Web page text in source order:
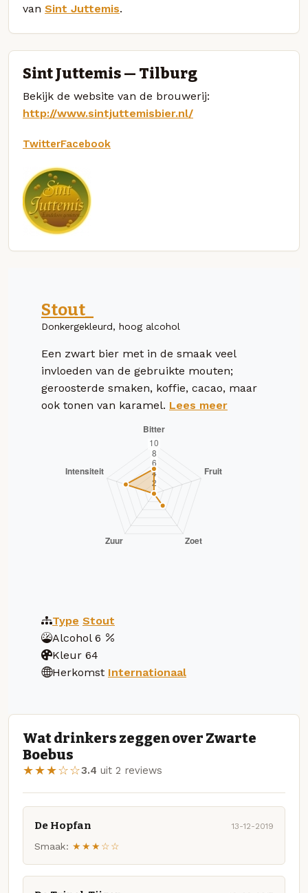
van Sint Juttemis.
Sint Juttemis — Tilburg
Bekijk de website van de brouwerij:
http://www.sintjuttemisbier.nl/
TwitterFacebook
Stout_
Donkergekleurd, hoog alcohol
Een zwart bier met in de smaak veel
invloeden van de gebruikte mouten;
geroosterde smaken, koffie, cacao, maar
ook tonen van karamel. Lees meer
Type Stout
Alcohol 6
Kleur 64
Herkomst Internationaal
Wat drinkers zeggen over Zwarte
Boebus
★★★☆☆3.4 uit 2 reviews
De Hopfan 13-12-2019
Smaak: ★★★☆☆